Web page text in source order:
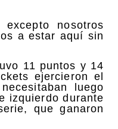
nosotros
a estar aquí sin
11 puntos y 14
ejercieron el
luego
izquierdo durante
que ganaron